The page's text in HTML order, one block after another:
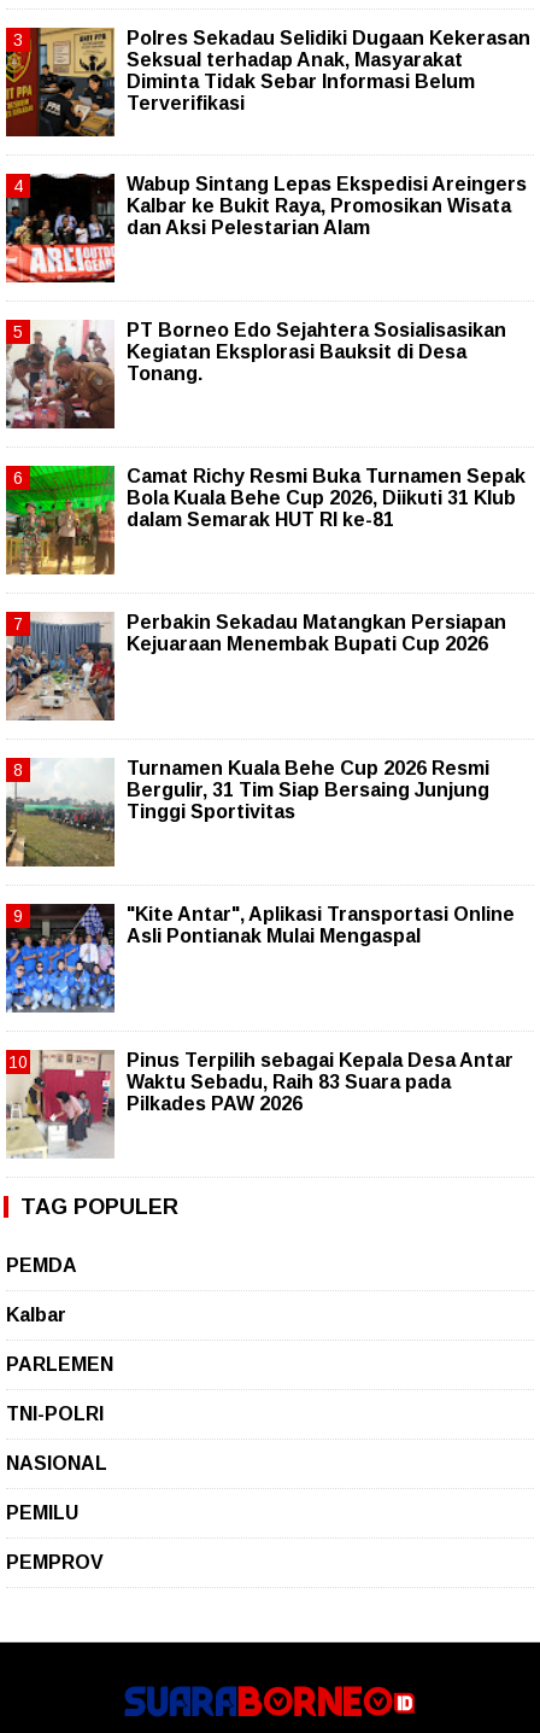
Polres Sekadau Selidiki Dugaan Kekerasan
Seksual terhadap Anak, Masyarakat
Diminta Tidak Sebar Informasi Belum
Terverifikasi
Wabup Sintang Lepas Ekspedisi Areingers
Kalbar ke Bukit Raya, Promosikan Wisata
dan Aksi Pelestarian Alam
PT Borneo Edo Sejahtera Sosialisasikan
Kegiatan Eksplorasi Bauksit di Desa
Tonang.
Camat Richy Resmi Buka Turnamen Sepak
Bola Kuala Behe Cup 2026, Diikuti 31 Klub
dalam Semarak HUT RI ke-81
Perbakin Sekadau Matangkan Persiapan
Kejuaraan Menembak Bupati Cup 2026
Turnamen Kuala Behe Cup 2026 Resmi
Bergulir, 31 Tim Siap Bersaing Junjung
Tinggi Sportivitas
"Kite Antar", Aplikasi Transportasi Online
Asli Pontianak Mulai Mengaspal
Pinus Terpilih sebagai Kepala Desa Antar
Waktu Sebadu, Raih 83 Suara pada
Pilkades PAW 2026
TAG POPULER
PEMDA
Kalbar
PARLEMEN
TNI-POLRI
NASIONAL
PEMILU
PEMPROV